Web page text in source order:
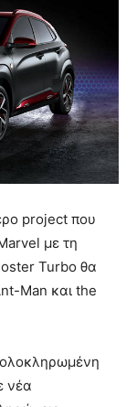
project που
με τη
Turbo θα
Man και the
νέα